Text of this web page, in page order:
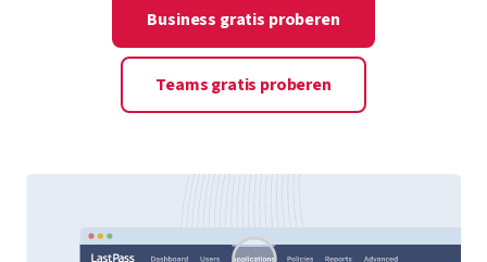
Business gratis proberen
Teams gratis proberen